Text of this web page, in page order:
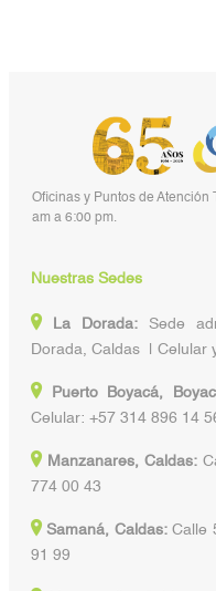
Oficinas y Puntos de Atención
am a 6:00 pm.
Nuestras Sedes
La Dorada:Sede
Dorada, Caldas | Celular
Puerto Boyacá,
Celular: +57 314 896 14
Manzanares, Caldas:
774 00 43
Samaná, Caldas:Calle
91 99